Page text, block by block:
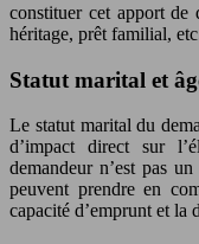
constituer cet apport de
héritage, prêt familial,
Statut marital et
Le statut marital du
d’impact direct sur
demandeur n’est pas
peuvent prendre en
capacité d’emprunt et la